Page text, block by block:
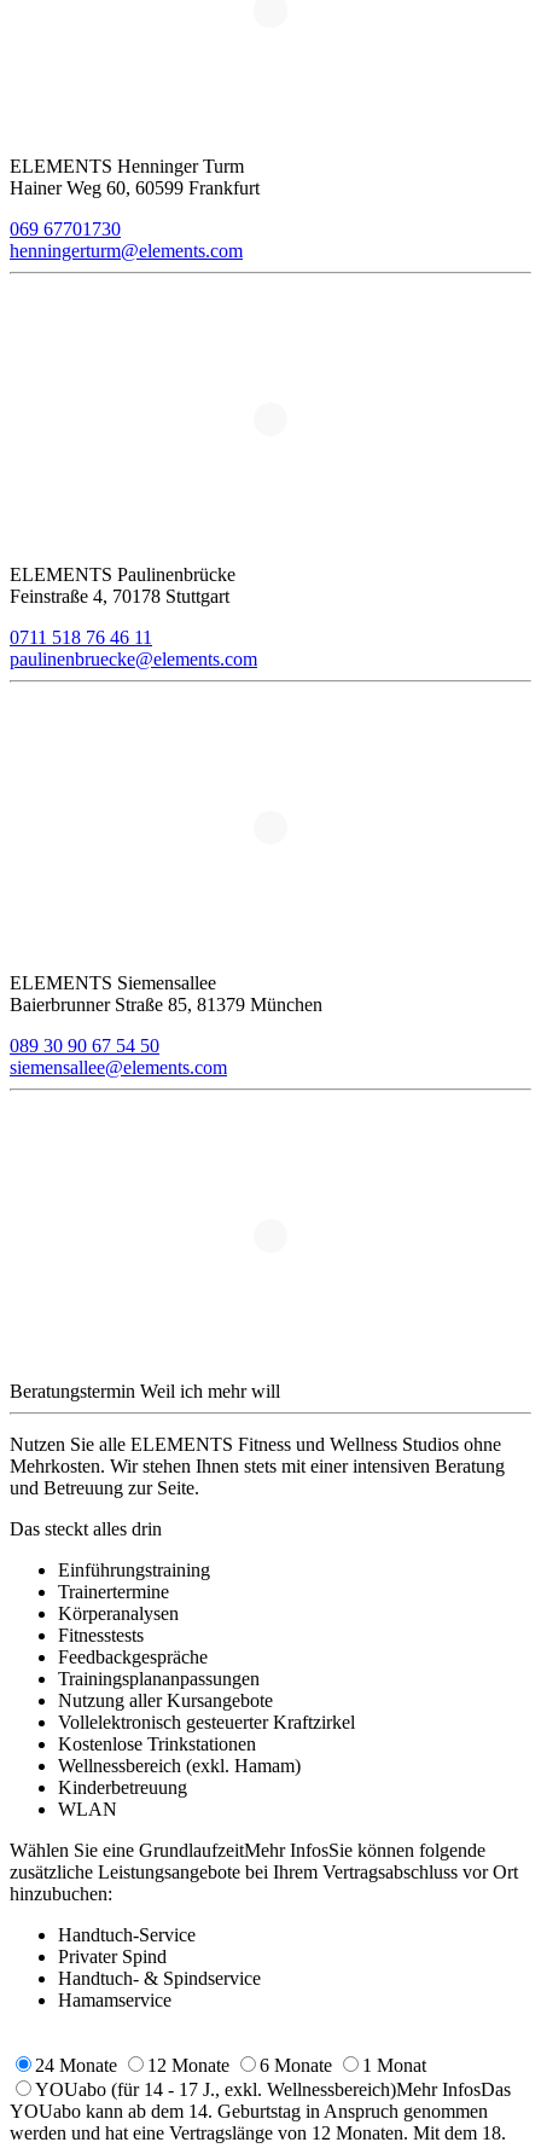
ELEMENTS Henninger Turm
Hainer Weg 60, 60599 Frankfurt
069 67701730
henningerturm@elements.com
ELEMENTS Paulinenbrücke
Feinstraße 4, 70178 Stuttgart
0711 518 76 46 11
paulinenbruecke@elements.com
ELEMENTS Siemensallee
Baierbrunner Straße 85, 81379 München
089 30 90 67 54 50
siemensallee@elements.com
Beratungstermin Weil ich mehr will
Nutzen Sie alle ELEMENTS Fitness und Wellness Studios ohne
Mehrkosten. Wir stehen Ihnen stets mit einer intensiven Beratung
und Betreuung zur Seite.
Das steckt alles drin
Einführungstraining
Trainertermine
Körperanalysen
Fitnesstests
Feedbackgespräche
Trainingsplananpassungen
Nutzung aller Kursangebote
Vollelektronisch gesteuerter Kraftzirkel
Kostenlose Trinkstationen
Wellnessbereich (exkl. Hamam)
Kinderbetreuung
WLAN
Wählen Sie eine GrundlaufzeitMehr InfosSie können folgende
zusätzliche Leistungsangebote bei Ihrem Vertragsabschluss vor Ort
hinzubuchen:
Handtuch-Service
Privater Spind
Handtuch- & Spindservice
Hamamservice
24 Monate 12 Monate 6 Monate
1 Monat
YOUabo (für 14 - 17 J., exkl. Wellnessbereich)Mehr InfosDas
YOUabo kann ab dem 14. Geburtstag in Anspruch genommen
werden und hat eine Vertragslänge von 12 Monaten. Mit dem 18.